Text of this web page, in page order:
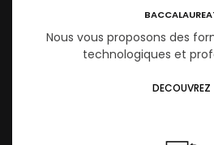
Nous vous proposons des
technologiques et
DECOUVREZ